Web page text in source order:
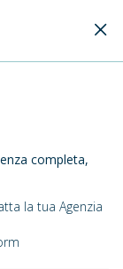
completa,
la tua Agenzia